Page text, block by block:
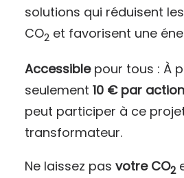
solutions qui réduisent
CO2 et favorisent une
Accessiblepour tous : À
seulement 10 € par action
peut participer à ce
transformateur.
Ne laissez pas votre CO2